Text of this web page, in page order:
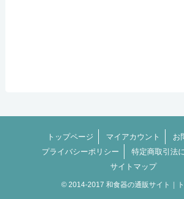
トップページ マイアカウント
お
プライバシーポリシー
特定商取引法
サイトマップ
© 2014-2017 和食器の通販サイト｜